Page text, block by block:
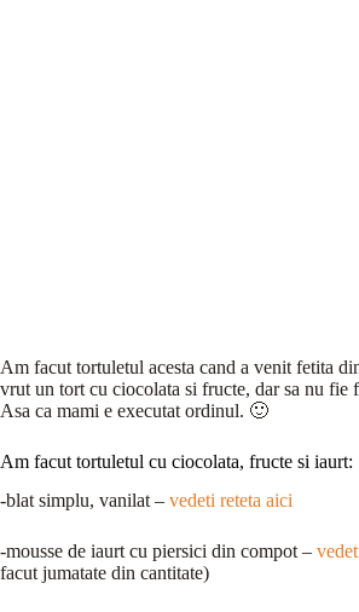
Am facut tortuletul acesta cand a venit fetita
vrut un tort cu ciocolata si fructe, dar sa nu fie
Asa ca mami e executat ordinul. 🙂
Am facut tortuletul cu ciocolata, fructe si iaurt:
-blat simplu, vanilat – vedeti reteta aici
-mousse de iaurt cu piersici din compot –
facut jumatate din cantitate)